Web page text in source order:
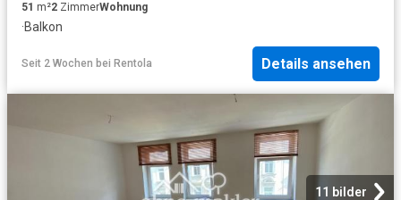
51 m²2 ZimmerWohnung
·Balkon
Seit 2 Wochen bei Rentola Details ansehen
11 bilder